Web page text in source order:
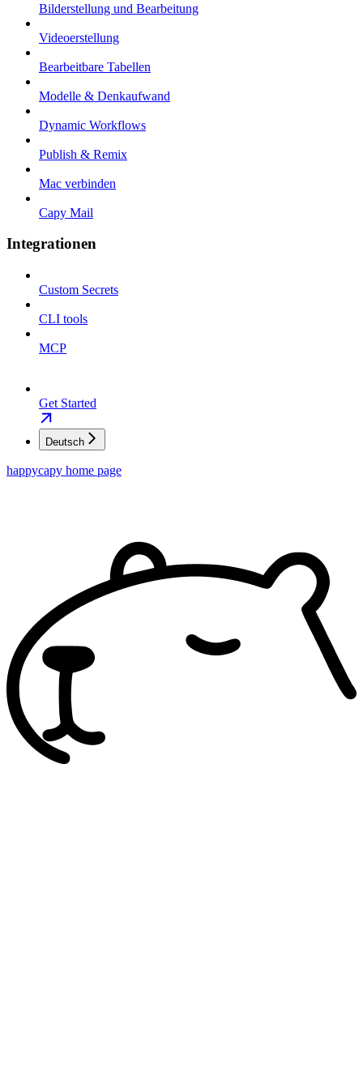
Bilderstellung und Bearbeitung
Videoerstellung
Bearbeitbare Tabellen
Modelle & Denkaufwand
Dynamic Workflows
Publish & Remix
Mac verbinden
Capy Mail
Integrationen
Custom Secrets
CLI tools
MCP
Get Started
Deutsch
happycapy home page